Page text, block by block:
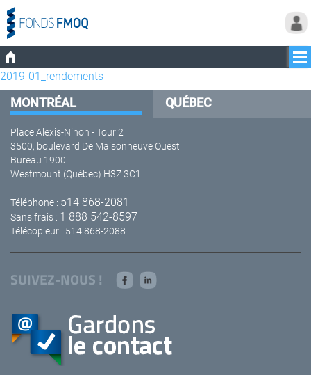
2019-01_rendements
MONTRÉAL QUÉBEC
Place Alexis-Nihon - Tour 2
3500, boulevard De Maisonneuve Ouest
Bureau 1900
Westmount (Québec) H3Z 3C1
Téléphone : 514 868-2081
Sans frais : 1 888 542-8597
Télécopieur : 514 868-2088
SUIVEZ-NOUS !